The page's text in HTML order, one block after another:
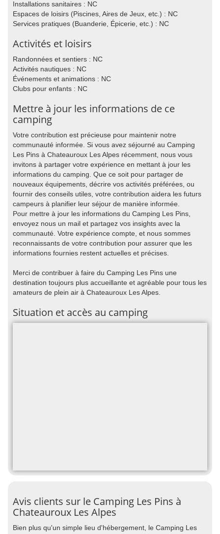
Installations sanitaires : NC
Espaces de loisirs (Piscines, Aires de Jeux, etc.) : NC
Services pratiques (Buanderie, Épicerie, etc.) : NC
Activités et loisirs
Randonnées et sentiers : NC
Activités nautiques : NC
Événements et animations : NC
Clubs pour enfants : NC
Mettre à jour les informations de ce
camping
Votre contribution est précieuse pour maintenir notre
communauté informée. Si vous avez séjourné au Camping
Les Pins à Chateauroux Les Alpes récemment, nous vous
invitons à partager votre expérience en mettant à jour les
informations du camping. Que ce soit pour partager de
nouveaux équipements, décrire vos activités préférées, ou
fournir des conseils utiles, votre contribution aidera les futurs
campeurs à planifier leur séjour de manière informée.
Pour mettre à jour les informations du Camping Les Pins,
envoyez nous un mail et partagez vos insights avec la
communauté. Votre expérience compte, et nous sommes
reconnaissants de votre contribution pour assurer que les
informations fournies restent actuelles et précises.
Merci de contribuer à faire du Camping Les Pins une
destination toujours plus accueillante et agréable pour tous les
amateurs de plein air à Chateauroux Les Alpes.
Situation et accès au camping
Avis clients sur le Camping Les Pins à
Chateauroux Les Alpes
Bien plus qu'un simple lieu d'hébergement, le Camping Les